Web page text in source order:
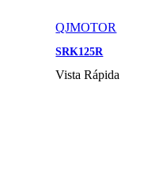
QJMOTOR
SRK125R
Vista Rápida